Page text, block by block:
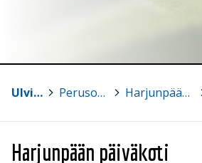
Ulvila > Perusopetus > Harjunpään koulu >
Harjunpään päiväkoti